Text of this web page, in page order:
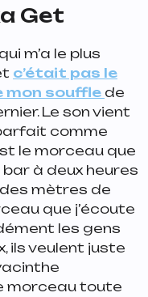
Get
m’a le plus
c’était pas le
mon souffle de
Le son vient
comme
le morceau que
à deux heures
mètres de
que j’écoute
les gens
ils veulent juste
morceau toute